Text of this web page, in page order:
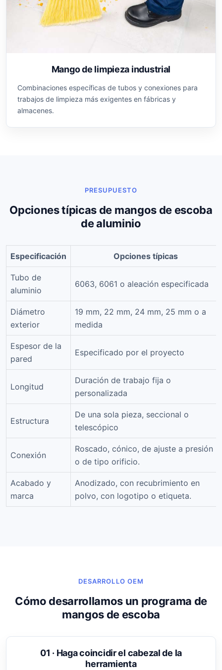
Mango de limpieza industrial
Combinaciones específicas de tubos y conexiones para
trabajos de limpieza más exigentes en fábricas y
almacenes.
PRESUPUESTO
Opciones típicas de mangos de escoba
de aluminio
Especificación Opciones típicas
Tubo de
aluminio
6063, 6061 o aleación especificada
Diámetro
exterior
19 mm, 22 mm, 24 mm, 25 mm o a
medida
Espesor de la
pared
Especificado por el proyecto
Longitud
Duración de trabajo fija o
personalizada
Estructura
De una sola pieza, seccional o
telescópico
Conexión
Roscado, cónico, de ajuste a presión
o de tipo orificio.
Acabado y
marca
Anodizado, con recubrimiento en
polvo, con logotipo o etiqueta.
DESARROLLO OEM
Cómo desarrollamos un programa de
mangos de escoba
01 · Haga coincidir el cabezal de la
herramienta